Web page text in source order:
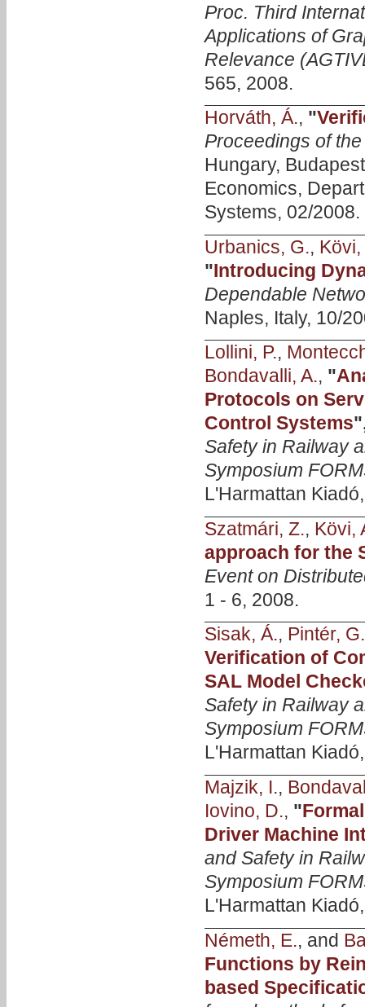
Proc. Third
Applications of
Relevance
565, 2008.
Horváth, Á., "
Proceedings of
Hungary,
Economics,
Systems, 02/2008.
Urbanics, G., Kövi,
"Introducing
Dependable
Naples, Italy, 10/
Lollini, P.,
Bondavalli, A., "
Protocols on
Control Systems
Safety in Railway
Symposium
L'Harmattan
Szatmári, Z., Kövi,
approach for the
Event on
1 - 6, 2008.
Sisak, Á., Pintér, G.
Verification of
SAL Model
Safety in Railway
Symposium
L'Harmattan
Majzik, I.,
Iovino, D., "
Driver Machine
and Safety in
Symposium
L'Harmattan
Németh, E., and
Functions by
based